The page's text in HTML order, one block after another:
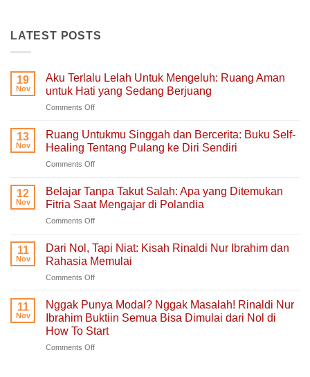
LATEST POSTS
19
Nov
Aku Terlalu Lelah Untuk Mengeluh: Ruang Aman
untuk Hati yang Sedang Berjuang
Comments Offon
Terlalu
Lelah
Untuk
Mengeluh:
Aman
untuk
Berjuang
13
Nov
Ruang Untukmu Singgah dan Bercerita: Buku Self-
Healing Tentang Pulang ke Diri Sendiri
Comments Offon
Untukmu
Singgah
dan
Bercerita:
Self-
Healing
Diri
Sendiri
12
Nov
Belajar Tanpa Takut Salah: Apa yang Ditemukan
Fitria Saat Mengajar di Polandia
Comments Offon
Tanpa
Takut
Salah:
Apa
Ditemukan
Fitria
Saat
11
Nov
Dari Nol, Tapi Niat: Kisah Rinaldi Nur Ibrahim dan
Rahasia Memulai
Comments Offon
Nol,
Tapi
Niat:
Kisah
Rinaldi
11
Nov
Nggak Punya Modal? Nggak Masalah! Rinaldi Nur
Ibrahim Buktiin Semua Bisa Dimulai dari Nol di
How To Start
Comments Offon